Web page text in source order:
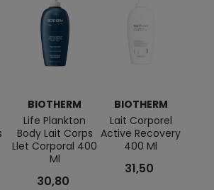
BIOTHERM
Life Plankton
Body Lait Corps
Llet Corporal 400
Ml
30,80
BIOTHERM
Lait Corporel
Active Recovery
400 Ml
31,50